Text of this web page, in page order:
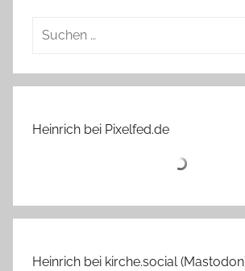
Suchen
Heinrich bei Pixelfed.de
Heinrich bei kirche.social